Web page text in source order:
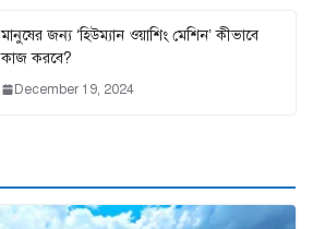
মানুষের জন্য ‘হিউম্যান ওয়াশিং মেশিন’ কীভাবে
কাজ করবে?
December 19, 2024